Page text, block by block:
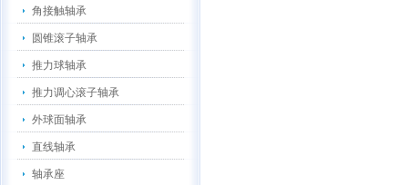
角接触轴承
圆锥滚子轴承
推力球轴承
推力调心滚子轴承
外球面轴承
直线轴承
轴承座